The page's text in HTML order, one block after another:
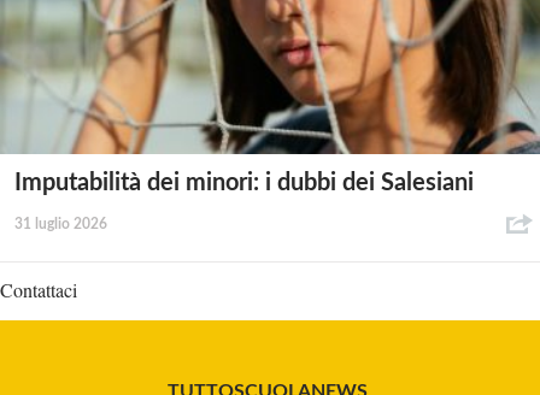
Imputabilità dei minori: i dubbi dei Salesiani
31 luglio 2026
Contattaci
TUTTOSCUOLANEWS